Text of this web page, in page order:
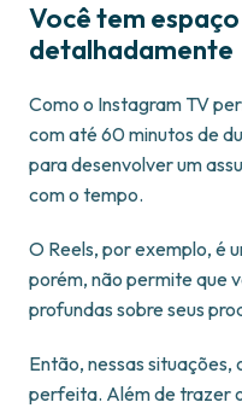
Você tem
detalhadamente
Como o Instagram TV
com até 60 minutos de
para desenvolver um
com o tempo.
O Reels, por exemplo, é
porém, não permite que
profundas sobre seus
Então, nessas
perfeita. Além de trazer